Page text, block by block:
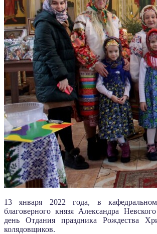
13 января 2022 года, в
благоверного князя Александра
день Отдания праздника Рождества
колядовщиков.